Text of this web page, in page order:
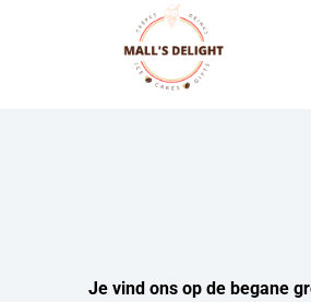
Je vind ons op de begane